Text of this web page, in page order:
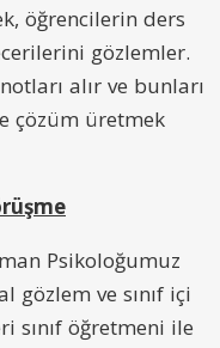
öğrencilerin ders
gözlemler.
alır ve bunları
çözüm üretmek
Psikoloğumuz
gözlem ve sınıf içi
sınıf öğretmeni ile